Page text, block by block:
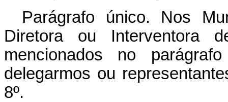
Parágrafo único. Nos
Diretora ou Interventora
mencionados no
delegarmos ou
8º.